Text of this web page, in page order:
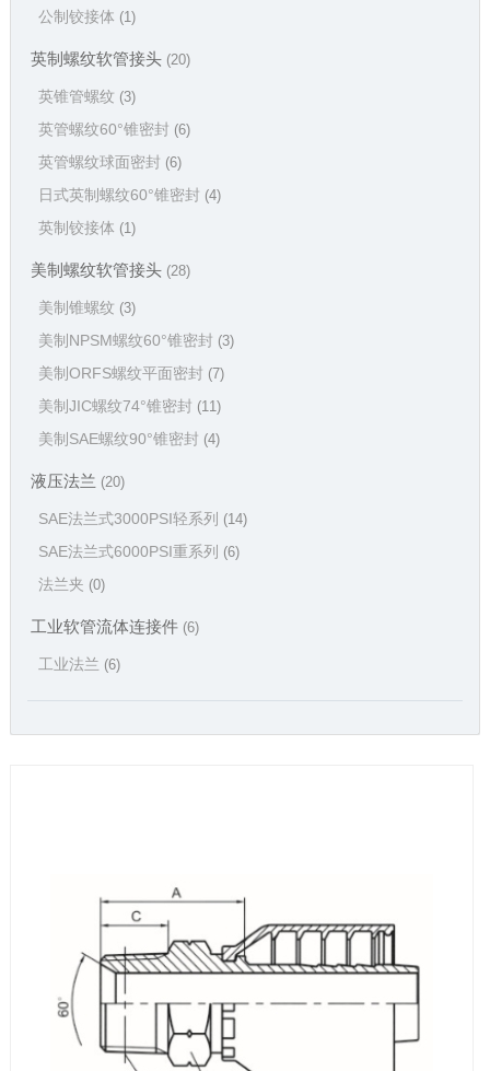
公制铰接体 (1)
英制螺纹软管接头 (20)
英锥管螺纹 (3)
英管螺纹60°锥密封 (6)
英管螺纹球面密封 (6)
日式英制螺纹60°锥密封 (4)
英制铰接体 (1)
美制螺纹软管接头 (28)
美制锥螺纹 (3)
美制NPSM螺纹60°锥密封 (3)
美制ORFS螺纹平面密封 (7)
美制JIC螺纹74°锥密封 (11)
美制SAE螺纹90°锥密封 (4)
液压法兰 (20)
SAE法兰式3000PSI轻系列 (14)
SAE法兰式6000PSI重系列 (6)
法兰夹 (0)
工业软管流体连接件 (6)
工业法兰 (6)